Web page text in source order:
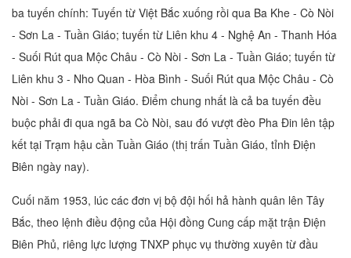
ba tuyến chính: Tuyến từ Việt Bắc xuống rồi qua Ba Khe - Cò Nòi
- Sơn La - Tuần Giáo; tuyến từ Liên khu 4 - Nghệ An - Thanh Hóa
- Suối Rút qua Mộc Châu - Cò Nòi - Sơn La - Tuần Giáo; tuyến từ
Liên khu 3 - Nho Quan - Hòa Bình - Suối Rút qua Mộc Châu - Cò
Nòi - Sơn La - Tuần Giáo. Điểm chung nhất là cả ba tuyến đều
buộc phải đi qua ngã ba Cò Nòi, sau đó vượt đèo Pha Đin lên tập
kết tại Trạm hậu cần Tuần Giáo (thị trấn Tuần Giáo, tỉnh Điện
Biên ngày nay).
Cuối năm 1953, lúc các đơn vị bộ đội hối hả hành quân lên Tây
Bắc, theo lệnh điều động của Hội đồng Cung cấp mặt trận Điện
Biên Phủ, riêng lực lượng TNXP phục vụ thường xuyên từ đầu